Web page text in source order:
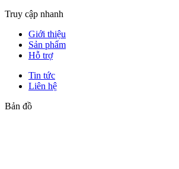
Truy cập nhanh
Giới thiệu
Sản phẩm
Hỗ trợ
Tin tức
Liên hệ
Bản đồ